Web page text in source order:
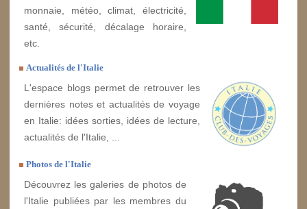
monnaie, météo, climat, électricité,
santé, sécurité, décalage horaire,
etc.
Actualités de l'Italie
L'espace blogs permet de retrouver les
dernières notes et actualités de voyage
en Italie: idées sorties, idées de lecture,
actualités de l'Italie, ...
Photos de l'Italie
Découvrez les galeries de photos de
l'Italie publiées par les membres du